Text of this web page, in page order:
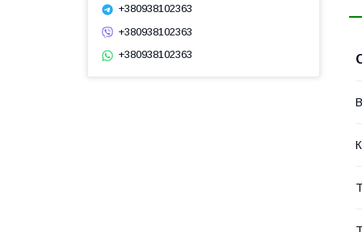
+380938102363
+380938102363
+380938102363